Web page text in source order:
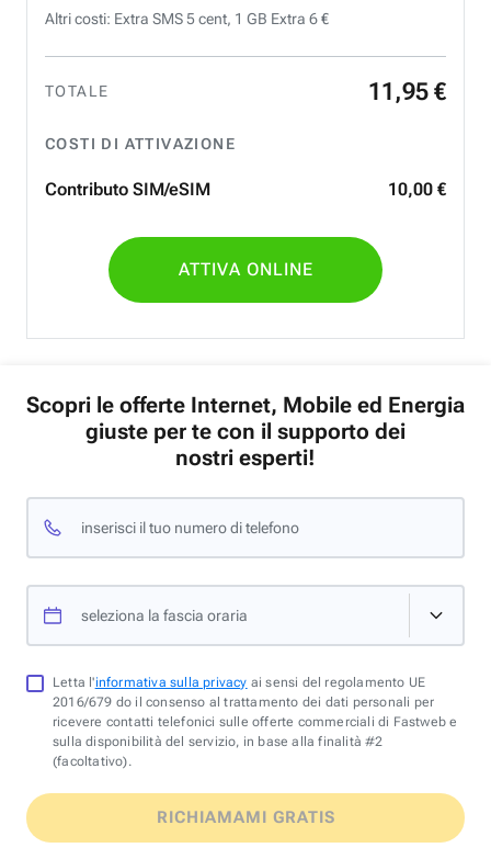
Altri costi: Extra SMS 5 cent, 1 GB Extra 6 €
TOTALE 11 ,95 €
COSTI DI ATTIVAZIONE
Contributo SIM/eSIM 10,00 €
ATTIVA ONLINE
Scopri le offerte Internet, Mobile ed Energia
giuste per te con il supporto dei
nostri esperti!
inserisci il tuo numero di telefono
seleziona la fascia oraria
Letta l'informativa sulla privacy ai sensi del regolamento UE
2016/679 do il consenso al trattamento dei dati personali per
ricevere contatti telefonici sulle offerte commerciali di Fastweb e
sulla disponibilità del servizio, in base alla finalità #2
(facoltativo).
RICHIAMAMI GRATIS